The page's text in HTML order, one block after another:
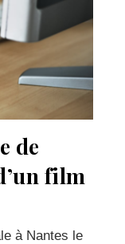
de
film
à Nantes le